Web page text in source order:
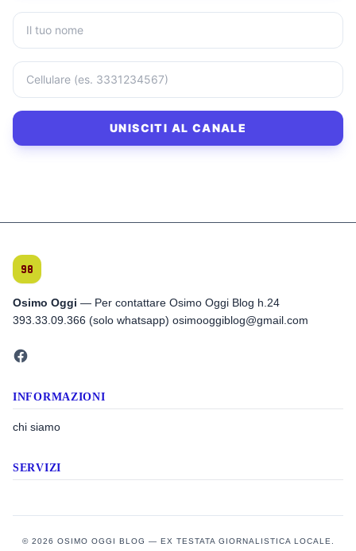
UNISCITI AL CANALE
Osimo Oggi — Per contattare Osimo Oggi Blog h.24
393.33.09.366 (solo whatsapp) osimooggiblog@gmail.com
INFORMAZIONI
chi siamo
SERVIZI
© 2026 OSIMO OGGI BLOG — EX TESTATA GIORNALISTICA LOCALE.